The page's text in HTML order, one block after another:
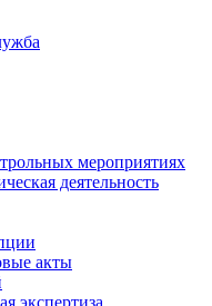
мероприятиях
деятельность
акты